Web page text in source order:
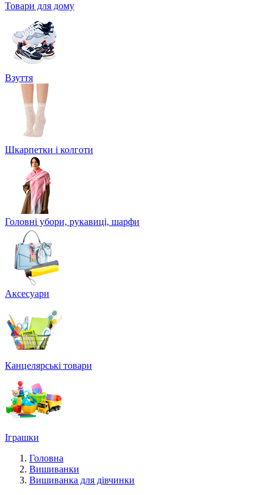
Товари для дому
Взуття
Шкарпетки і колготи
Головні убори, рукавиці, шарфи
Аксесуари
Канцелярські товари
Іграшки
Головна
Вишиванки
Вишиванка для дівчинки